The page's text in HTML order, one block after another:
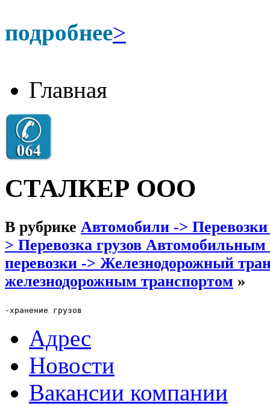
подробнее>
Главная
СТАЛКЕР ООО
В рубрике Автомобили ->
> Перевозка грузов Автомобильным
перевозки -> Железнодорожный
железнодорожным транспортом »
-хранение грузов
Адрес
Новости
Вакансии компании